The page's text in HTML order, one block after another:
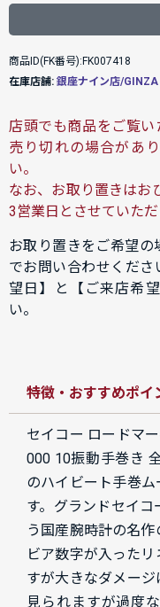
商品ID(FK番号):FK007418
在庫店舗: 銀座ナイン店/
店頭でも商品をご覧
売り切れの場合があ
い。
なお、お取り置きはお
3営業日とさせていただ
お取り置きをご希望の
でお問い合わせくだ
望日】と【ご来店希
い。
特徴・おすすめポイ
セイコー ロードマ
000 10振動手巻き
のハイビート手巻
す。グランドセイ
う国産腕時計の名
ビア数字が入った
すが大きなダメー
見られますが過度